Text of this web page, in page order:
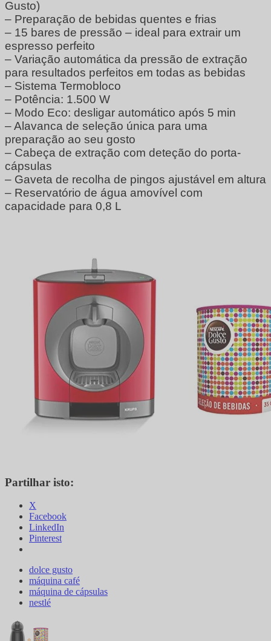
Gusto)
– Preparação de bebidas quentes e frias
– 15 bares de pressão – ideal para extrair um
espresso perfeito
– Variação automática da pressão de extração
para resultados perfeitos em todas as bebidas
– Sistema Termobloco
– Potência: 1.500 W
– Modo Eco: desligar automático após 5 min
– Alavanca de seleção única para uma
preparação ao seu gosto
– Cabeça de extração com deteção do porta-
cápsulas
– Gaveta de recolha de pingos ajustável em altura
– Reservatório de água amovível com
capacidade para 0,8 L
Partilhar isto:
X
Facebook
LinkedIn
Pinterest
dolce gusto
máquina café
máquina de cápsulas
nestlé